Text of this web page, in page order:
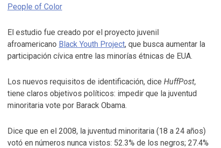
People of Color
El estudio fue creado por el proyecto juvenil
afroamericano Black Youth Project, que busca aumentar la
participación cívica entre las minorías étnicas de EUA.
Los nuevos requisitos de identificación, dice HuffPost,
tiene claros objetivos políticos: impedir que la juventud
minoritaria vote por Barack Obama.
Dice que en el 2008, la juventud minoritaria (18 a 24 años)
votó en números nunca vistos: 52.3% de los negros; 27.4%